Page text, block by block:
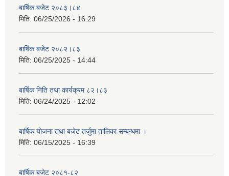
बार्षिक बजेट २०८३।८४
मिति: 06/25/2026 - 16:29
बार्षिक बजेट २०८२।८३
मिति: 06/25/2025 - 14:44
बार्षिक निति तथा कार्यक्रम ८२।८३
मिति: 06/24/2025 - 12:02
बार्षिक योजना तथा बजेट तर्जुमा तालिका सम्बन्धमा ।
मिति: 06/15/2025 - 16:39
बार्षिक बजेट २०८१-८२